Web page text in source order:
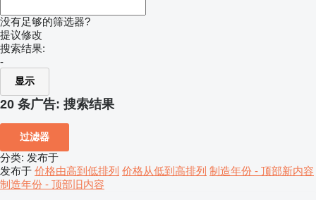
没有足够的筛选器?
提议修改
搜索结果:
-
显示
20 条广告: 搜索结果
过滤器
分类: 发布于
发布于 价格由高到低排列 价格从低到高排列 制造年份 - 顶部新内容
制造年份 - 顶部旧内容